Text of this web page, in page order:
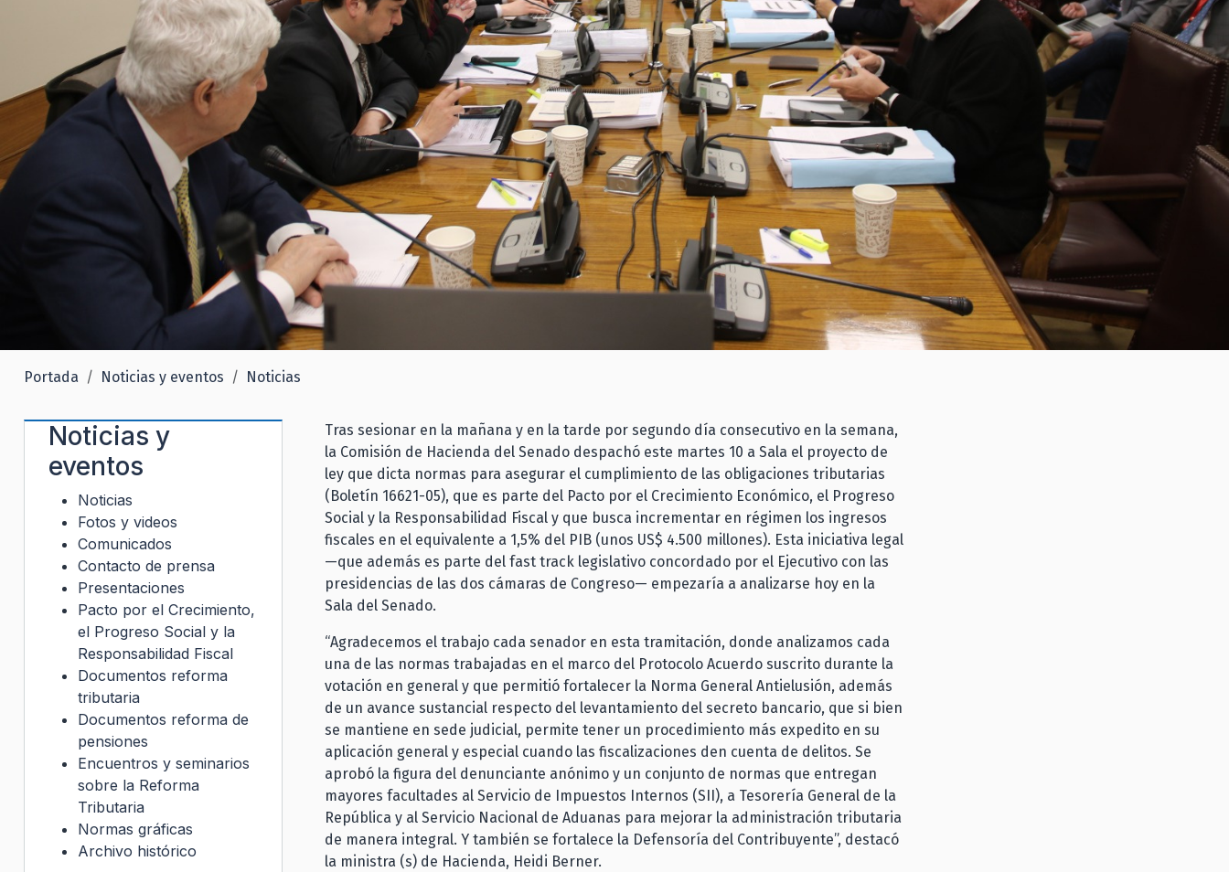
Portada Noticias y eventos Noticias
Tras sesionar en la mañana y en la tarde por segundo día consecutivo en la semana,
la Comisión de Hacienda del Senado despachó este martes 10 a Sala el proyecto de
ley que dicta normas para asegurar el cumplimiento de las obligaciones tributarias
(Boletín 16621-05), que es parte del Pacto por el Crecimiento Económico, el Progreso
Social y la Responsabilidad Fiscal y que busca incrementar en régimen los ingresos
fiscales en el equivalente a 1,5% del PIB (unos US$ 4.500 millones). Esta iniciativa legal
—que además es parte del fast track legislativo concordado por el Ejecutivo con las
presidencias de las dos cámaras de Congreso— empezaría a analizarse hoy en la
Sala del Senado.
“Agradecemos el trabajo cada senador en esta tramitación, donde analizamos cada
una de las normas trabajadas en el marco del Protocolo Acuerdo suscrito durante la
votación en general y que permitió fortalecer la Norma General Antielusión, además
de un avance sustancial respecto del levantamiento del secreto bancario, que si bien
se mantiene en sede judicial, permite tener un procedimiento más expedito en su
aplicación general y especial cuando las fiscalizaciones den cuenta de delitos. Se
aprobó la figura del denunciante anónimo y un conjunto de normas que entregan
mayores facultades al Servicio de Impuestos Internos (SII), a Tesorería General de la
República y al Servicio Nacional de Aduanas para mejorar la administración tributaria
de manera integral. Y también se fortalece la Defensoría del Contribuyente”, destacó
la ministra (s) de Hacienda, Heidi Berner.
Noticias y
eventos
Noticias
Fotos y videos
Comunicados
Contacto de prensa
Presentaciones
Pacto por el Crecimiento,
el Progreso Social y la
Responsabilidad Fiscal
Documentos reforma
tributaria
Documentos reforma de
pensiones
Encuentros y seminarios
sobre la Reforma
Tributaria
Normas gráficas
Archivo histórico